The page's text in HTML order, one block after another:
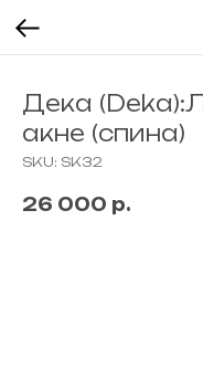
Дека
акне (спина)
SKU: SK32
26 000 р.